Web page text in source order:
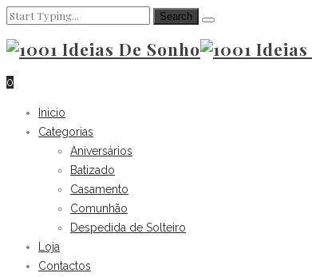
0
Inicio
Categorias
Aniversários
Batizado
Casamento
Comunhão
Despedida de Solteiro
Loja
Contactos